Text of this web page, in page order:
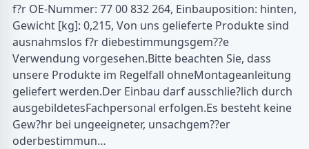
f?r OE-Nummer: 77 00 832 264, Einbauposition: hinten,
Gewicht [kg]: 0,215, Von uns gelieferte Produkte sind
ausnahmslos f?r diebestimmungsgem??e
Verwendung vorgesehen.Bitte beachten Sie, dass
unsere Produkte im Regelfall ohneMontageanleitung
geliefert werden.Der Einbau darf ausschlie?lich durch
ausgebildetesFachpersonal erfolgen.Es besteht keine
Gew?hr bei ungeeigneter, unsachgem??er
oderbestimmun…